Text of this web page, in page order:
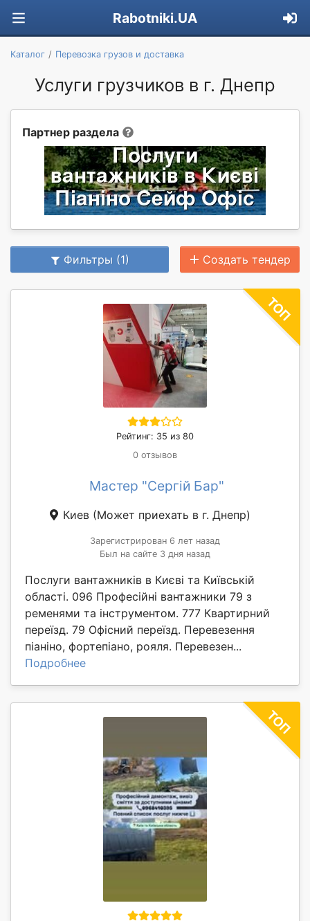
Rabotniki.UA
Каталог Перевозка грузов и доставка
Услуги грузчиков в г. Днепр
Партнер раздела
Фильтры (1) Создать тендер
Рейтинг: 35 из 80
0 отзывов
Мастер "Сергій Бар"
Киев (Может приехать в г. Днепр)
Зарегистрирован 6 лет назад
Был на сайте 3 дня назад
Послуги вантажників в Києві та Київській
області. 096 Професійні вантажники 79 з
ременями та інструментом. 777 Квартирний
переїзд. 79 Офісний переїзд. Перевезення
піаніно, фортепіано, рояля. Перевезен...
Подробнее